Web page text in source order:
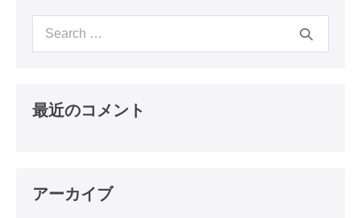
最近のコメント
アーカイブ